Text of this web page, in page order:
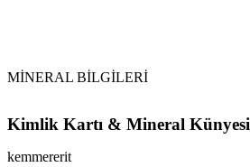
MİNERAL BİLGİLERİ
Kimlik Kartı & Mineral Künyesi
kemmererit